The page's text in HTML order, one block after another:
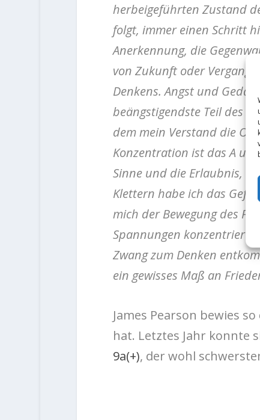
herbeigeführten Zustand
folgt, immer einen Schritt
Anerkennung, die
von Zukunft oder
Denkens. Angst und
beängstigendste Teil des
dem mein Verstand die
Konzentration ist das A
Sinne und die Erlaubnis,
Klettern habe ich das
mich der Bewegung des
Spannungen konzentriere,
Zwang zum Denken
ein gewisses Maß an
James Pearson bewies
hat. Letztes Jahr konnte
9a(+), der wohl